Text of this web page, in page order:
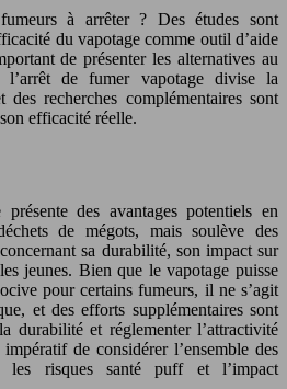
à arrêter ? Des études sont
du vapotage comme outil d’aide
de présenter les alternatives au
de fumer vapotage divise la
des recherches complémentaires sont
efficacité réelle.
des avantages potentiels en
de mégots, mais soulève des
sa durabilité, son impact sur
jeunes. Bien que le vapotage puisse
pour certains fumeurs, il ne s’agit
et des efforts supplémentaires sont
durabilité et réglementer l’attractivité
de considérer l’ensemble des
les risques santé puff et l’impact